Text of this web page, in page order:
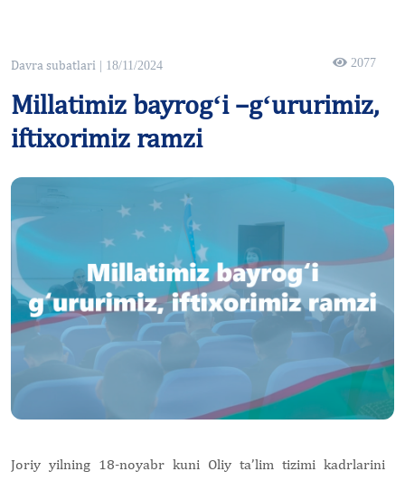
Davra subatlari | 18/11/2024 2077
Millatimiz bayrogʻi –gʻururimiz,
iftixorimiz ramzi
Joriy yilning 18-noyabr kuni Oliy ta’lim tizimi kadrlarini